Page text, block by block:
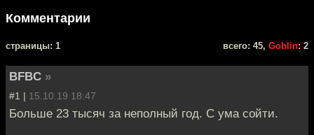
Комментарии
cтраницы: 1 всего: 45, Goblin: 2
BFBC »
#1 | 15.10.19 18:47
Больше 23 тысяч за неполный год. С ума сойти.